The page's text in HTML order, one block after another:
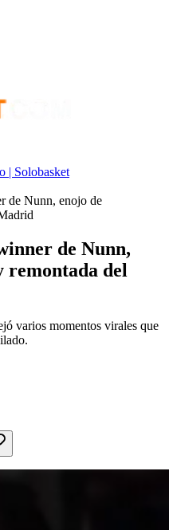
| Solobasket
de Nunn, enojo de
de Nunn,
remontada del
varios momentos virales que